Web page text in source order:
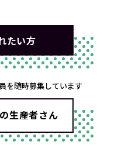
たい方
を随時募集しています
生産者さん